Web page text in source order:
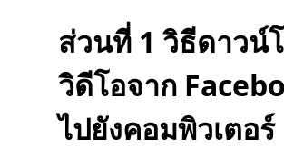
ส่วนที่ 1 วิธีดาวน์
วิดีโอจาก
ไปยังคอมพิวเตอร์